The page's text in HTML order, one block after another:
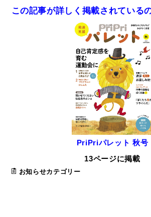
この記事が詳しく掲載されている
PriPriパレット 秋号
13ページに掲載
お知らせカテゴリー